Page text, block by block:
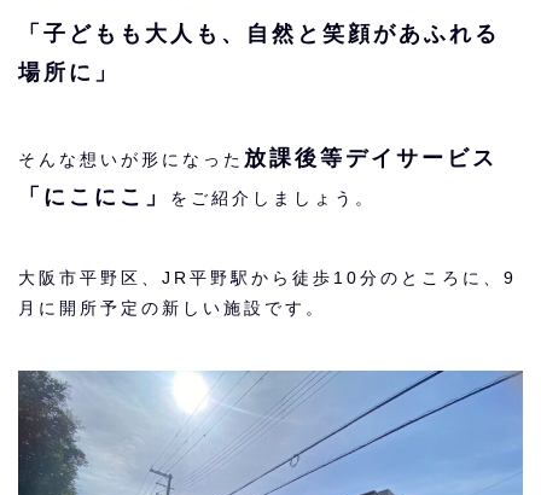
「子どもも大人も、自然と笑顔があふれる
場所に」
そんな想いが形になった 放課後等デイサービス
「にこにこ」
をご紹介しましょう。
大阪市平野区、JR平野駅から徒歩10分のところに、9
月に開所予定の新しい施設です。